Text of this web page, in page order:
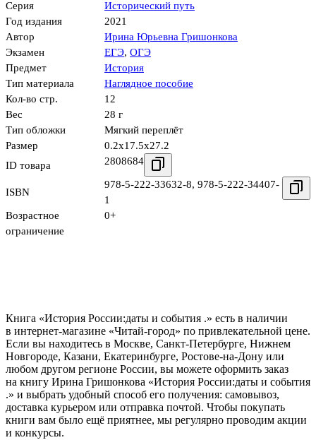
Серия
Исторический путь
Год издания
2021
Автор
Ирина Юрьевна Гришонкова
Экзамен
ЕГЭ, ОГЭ
Предмет
История
Тип материала
Наглядное пособие
Кол-во стр.
12
Вес
28 г
Тип обложки
Мягкий переплёт
Размер
0.2x17.5x27.2
ID товара
2808684
ISBN
978-5-222-33632-8, 978-5-222-34407-
1
Возрастное
ограничение
0+
Книга «История России:даты и события .» есть в наличии
в интернет-магазине «Читай-город» по привлекательной цене.
Если вы находитесь в Москве, Санкт-Петербурге, Нижнем
Новгороде, Казани, Екатеринбурге, Ростове-на-Дону или
любом другом регионе России, вы можете оформить заказ
на книгу Ирина Гришонкова «История России:даты и события
.» и выбрать удобный способ его получения: самовывоз,
доставка курьером или отправка почтой. Чтобы покупать
книги вам было ещё приятнее, мы регулярно проводим акции
и конкурсы.